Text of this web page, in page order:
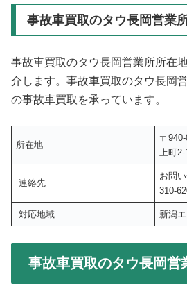
事故車買取のタウ長岡営業
事故車買取のタウ長岡営業所所在
介します。事故車買取のタウ長岡
の事故車買取を承っています。
所在地
〒
上町
連絡先
お問
310-
対応地域 新潟
事故車買取のタウ長岡営